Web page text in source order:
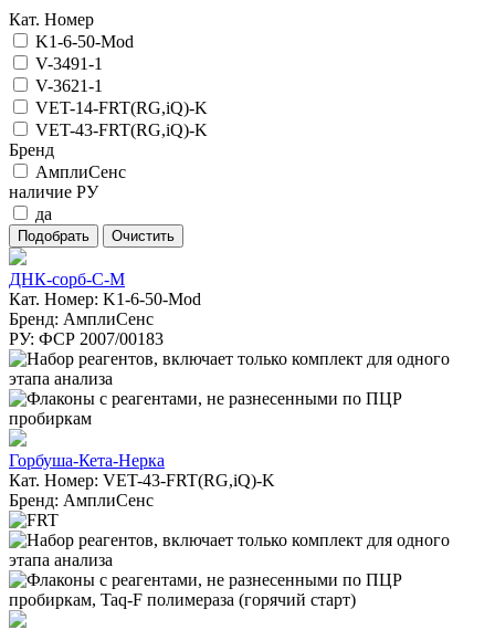
Кат. Номер
K1-6-50-Mod
V-3491-1
V-3621-1
VET-14-FRT(RG,iQ)-K
VET-43-FRT(RG,iQ)-K
Бренд
АмплиСенс
наличие РУ
да
ДНК-сорб-С-М
Кат. Номер: K1-6-50-Mod
Бренд: АмплиСенс
РУ: ФСР 2007/00183
Горбуша-Кета-Нерка
Кат. Номер: VET-43-FRT(RG,iQ)-K
Бренд: АмплиСенс